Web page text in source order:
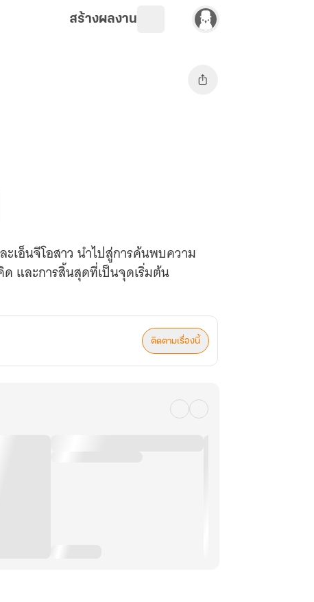
สร้างผลงาน
เอ็นจีโอสาว นำไปสู่การค้นพบความ
และการสิ้นสุดที่เป็นจุดเริ่มต้น
ติดตามเรื่องนี้